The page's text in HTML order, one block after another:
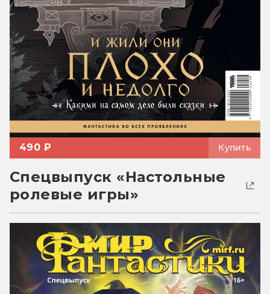
490 ₽ Купить
Спецвыпуск «Настольные
ролевые игры»